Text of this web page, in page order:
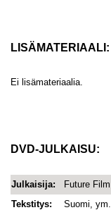
LISÄMATERIAALI:
Ei lisämateriaalia.
DVD-JULKAISU:
Julkaisija:
Future Film
Tekstitys:
Suomi, ym.